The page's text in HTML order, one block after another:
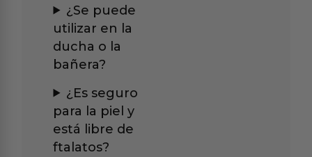
¿Se puede
utilizar en la
ducha o la
bañera?
¿Es seguro
para la piel y
está libre de
ftalatos?